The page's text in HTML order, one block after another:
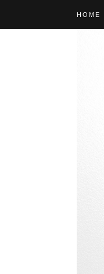
HOME